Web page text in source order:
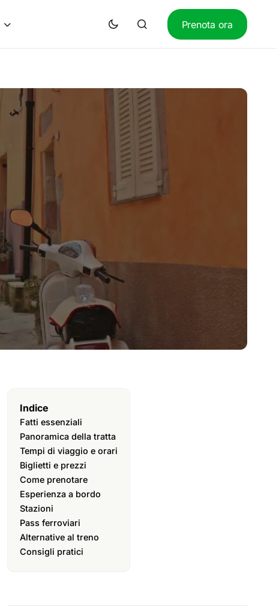
Prenota ora
Indice
Fatti essenziali
Panoramica della tratta
Tempi di viaggio e orari
Biglietti e prezzi
Come prenotare
Esperienza a bordo
Stazioni
Pass ferroviari
Alternative al treno
Consigli pratici